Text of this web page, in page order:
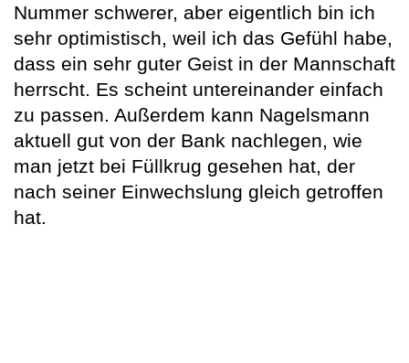
Nummer schwerer, aber eigentlich bin ich
sehr optimistisch, weil ich das Gefühl habe,
dass ein sehr guter Geist in der Mannschaft
herrscht. Es scheint untereinander einfach
zu passen. Außerdem kann Nagelsmann
aktuell gut von der Bank nachlegen, wie
man jetzt bei Füllkrug gesehen hat, der
nach seiner Einwechslung gleich getroffen
hat.